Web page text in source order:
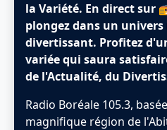
la Variété. En direct sur
plongez dans un
divertissant. Profitez
variée qui saura
de l'Actualité, du
Radio Boréale 105.3,
magnifique région de